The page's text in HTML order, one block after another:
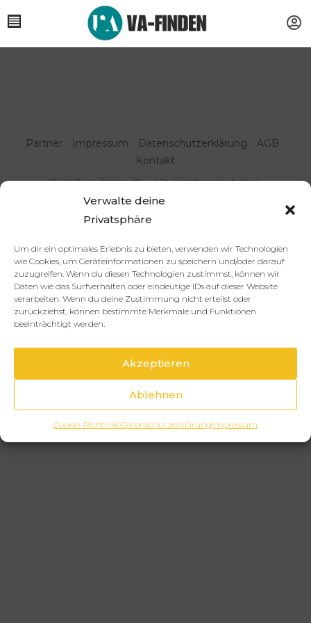
Verwalte deine
Privatsphäre
Um dir ein optimales Erlebnis zu bieten, verwenden wir Technologien
wie Cookies, um Geräteinformationen zu speichern und/oder darauf
zuzugreifen. Wenn du diesen Technologien zustimmst, können wir
Daten wie das Surfverhalten oder eindeutige IDs auf dieser Website
verarbeiten. Wenn du deine Zustimmung nicht erteilst oder
zurückziehst, können bestimmte Merkmale und Funktionen
beeinträchtigt werden.
Akzeptieren
Ablehnen
Cookie-RichtlinieDatenschutzerklärungImpressum
© 2025 va-finden.de – Alle Rechte vorbehalten.
Partner Impressum Datenschutzerklärung
AGB
Kontakt
Virtuelle Assistenz & Freelancer
finden | VA Expert:innenportal